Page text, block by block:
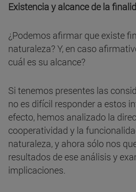
Existencia y alcance de la
¿Podemos afirmar que existe
naturaleza? Y, en caso
cuál es su alcance?
Si tenemos presentes las
no es difícil responder a estos
efecto, hemos analizado la
cooperatividad y la
naturaleza, y ahora sólo nos
resultados de ese análisis y
implicaciones.